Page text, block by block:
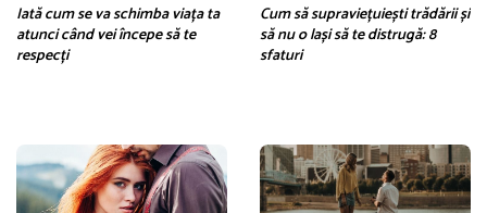
Iată cum se va schimba viața ta
atunci când vei începe să te
respecți
Cum să supraviețuiești trădării și
să nu o lași să te distrugă: 8
sfaturi